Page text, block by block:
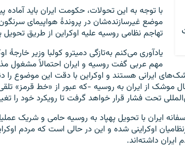
با توجه به این تحولات، حکومت ایران باید
موضع غیرسازنده‌شان در پروندهٔ هواپیمای
تهاجم نظامی روسیه علیه اوکراین از طریق تحویل
یادآوری می‌کنم به‌تازگی دمیترو کولبا وزیر
مهم‌ عربی گفت روسیه و ایران احتمالاً مشغول
ایرانی هستند و اوکراین با دقت این موضوع را
موشک از ایران به روسیه -که عبور از «خط قرمز»
تحت فشار قرار خواهد گرفت تا رویکرد خود را
ایران با تحویل پهپاد به روسیه حامی و شریک
اوکراینی شده‌ و این در حالی است که مردم
ایران داشته‌اند.